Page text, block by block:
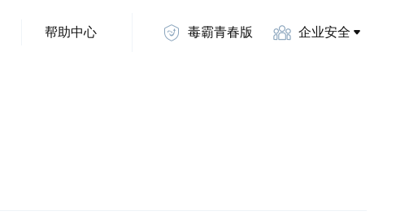
帮助中心 毒霸青春版 企业安全